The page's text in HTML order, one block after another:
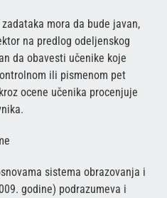
mora da bude javan,
na predlog odeljenskog
da obavesti učenike koje
ili pismenom pet
ocene učenika procenjuje
sistema obrazovanja i
godine) podrazumeva i